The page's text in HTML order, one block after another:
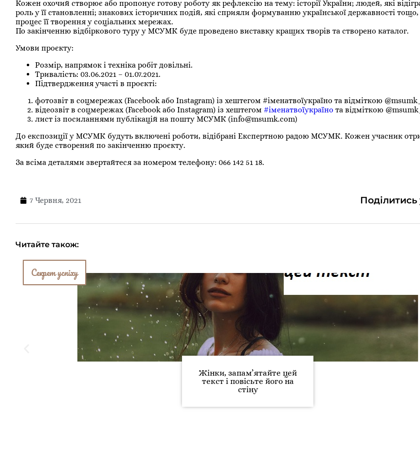
Кожен охочий створює або пропонує готову роботу як рефлексію на тему: історії України; людей, які
роль у її становленні; знакових історичних подій, які сприяли формуванню української державності
процес її творення у соціальних мережах.
По закінченню відбіркового туру у МСУМК буде проведено виставку кращих творів та створено каталог.
Умови проєкту:
Розмір, напрямок і техніка робіт довільні.
Тривалість: 03.06.2021 – 01.07.2021.
Підтвердження участі в проєкті:
фотозвіт в соцмережах (Facebook або Instagram) із хештегом #іменатвоїукраїно та відміткою
відеозвіт в соцмережах (Facebook або Instagram) із хештегом #іменатвоїукраїно та відміткою
лист із посиланнями публікацій на пошту МСУМК (info@msumk.com)
До експозиції у МСУМК будуть включені роботи, відібрані Експертною радою МСУМК. Кожен учасник
який буде створений по закінченню проєкту.
За всіма деталями звертайтеся за номером телефону: 066 142 51 18.
7 Червня, 2021 Поділитись
Читайте також:
Секрет успіху
Жінки, запам’ятайте цей
текст і повісьте його на
стіну